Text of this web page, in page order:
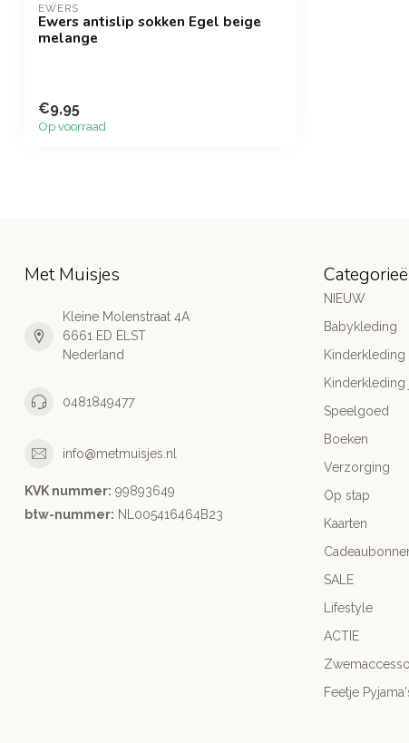
EWERS
Ewers antislip sokken Egel beige
melange
€9,95
Op voorraad
Met Muisjes
Kleine Molenstraat 4A
6661 ED ELST
Nederland
0481849477
info@metmuisjes.nl
KVK nummer: 99893649
btw-nummer: NL005416464B23
NIEUW
Babykleding
Kinderkleding
Kinderkleding
Speelgoed
Boeken
Verzorging
Op stap
Kaarten
SALE
Lifestyle
ACTIE
Feetje